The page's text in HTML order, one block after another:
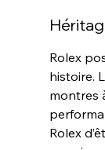
Rolex
histoire.
montres
Rolex